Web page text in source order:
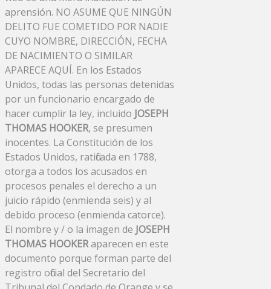
aprensión. NO ASUME QUE NINGÚN
DELITO FUE COMETIDO POR NADIE
CUYO NOMBRE, DIRECCIÓN, FECHA
DE NACIMIENTO O SIMILAR
APARECE AQUÍ. En los Estados
Unidos, todas las personas detenidas
por un funcionario encargado de
hacer cumplir la ley, incluido JOSEPH
THOMAS HOOKER, se presumen
inocentes. La Constitución de los
Estados Unidos, ratificada en 1788,
otorga a todos los acusados ​​en
procesos penales el derecho a un
juicio rápido (enmienda seis) y al
debido proceso (enmienda catorce).
El nombre y / o la imagen de JOSEPH
THOMAS HOOKERaparecen en este
documento porque forman parte del
registro oficial del Secretario del